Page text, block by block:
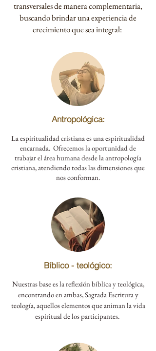
transversales de manera complementaria,
buscando brindar una experiencia de
crecimiento que sea integral:
Antropológica:
La espiritualidad cristiana es una espiritualidad
encarnada. Ofrecemos la oportunidad de
trabajar el área humana desde la antropología
cristiana, atendiendo todas las dimensiones que
nos conforman.
Bíblico - teológico:
Nuestras base es la reflexión bíblica y teológica,
encontrando en ambas, Sagrada Escritura y
teología, aquellos elementos que animan la vida
espiritual de los participantes.